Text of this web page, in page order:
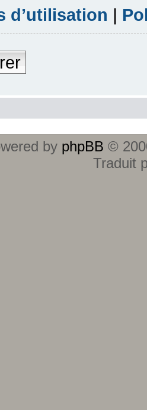
d’utilisation |
by phpBB ©
Traduit